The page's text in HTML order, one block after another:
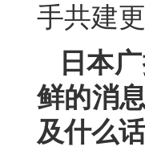
手共建
日本
鲜的消
及什么